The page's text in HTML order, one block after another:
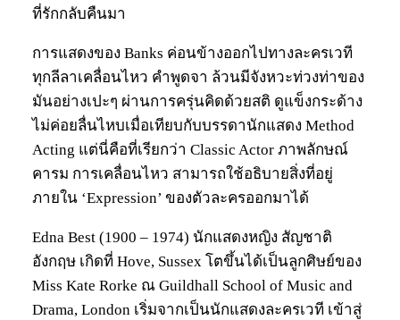
ที่รักกลับคืนมา
การแสดงของ Banks ค่อนข้างออกไปทางละครเวที
ทุกลีลาเคลื่อนไหว คำพูดจา ล้วนมีจังหวะท่วงท่าของ
มันอย่างเปะๆ ผ่านการครุ่นคิดด้วยสติ ดูแข็งกระด้าง
ไม่ค่อยลื่นไหบเมื่อเทียบกับบรรดานักแสดง Method
Acting แต่นี่คือที่เรียกว่า Classic Actor ภาพลักษณ์
คารม การเคลื่อนไหว สามารถใช้อธิบายสิ่งที่อยู่
ภายใน ‘Expression’ ของตัวละครออกมาได้
Edna Best (1900 – 1974) นักแสดงหญิง สัญชาติ
อังกฤษ เกิดที่ Hove, Sussex โตขึ้นได้เป็นลูกศิษย์ของ
Miss Kate Rorke ณ Guildhall School of Music and
Drama, London เริ่มจากเป็นนักแสดงละครเวที เข้าสู่